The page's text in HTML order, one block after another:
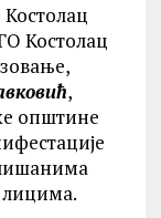
Костолац
,
општине